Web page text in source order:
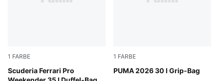
1 FARBE
Scuderia Ferrari Pro
Puma Black
1 FARBE
PUMA 2026 30 l Grip-Bag
Puma Black